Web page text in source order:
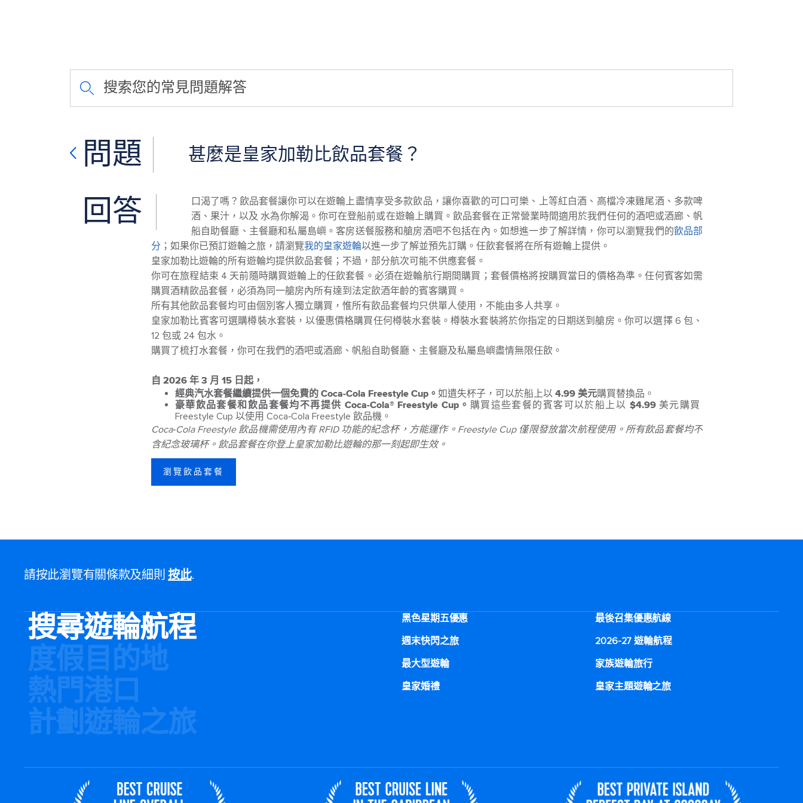
搜索您的常見問題解答
問題 甚麼是皇家加勒比飲品套餐？
回答
口渴了嗎？飲品套餐讓你可以在遊輪上盡情享受多款飲品，讓你喜歡的可口可樂、上等紅白酒、高檔冷凍雞尾酒、多款啤
酒、果汁，以及 水為你解渴。你可在登船前或在遊輪上購買。飲品套餐在正常營業時間適用於我們任何的酒吧或酒廊、帆
船自助餐廳、主餐廳和私屬島嶼。客房送餐服務和艙房酒吧不包括在內。如想進一步了解詳情，你可以瀏覽我們的飲品部
分 ；如果你已預訂遊輪之旅，請瀏覽我的皇家遊輪以進一步了解並預先訂購。任飲套餐將在所有遊輪上提供。
皇家加勒比遊輪的所有遊輪均提供飲品套餐；不過，部分航次可能不供應套餐。
你可在旅程結束 4 天前隨時購買遊輪上的任飲套餐。必須在遊輪航行期間購買；套餐價格將按購買當日的價格為準。任何賓客如需
購買酒精飲品套餐，必須為同一艙房內所有達到法定飲酒年齡的賓客購買。
所有其他飲品套餐均可由個別客人獨立購買，惟所有飲品套餐均只供單人使用，不能由多人共享。
皇家加勒比賓客可選購樽裝水套裝，以優惠價格購買任何樽裝水套裝。樽裝水套裝將於你指定的日期送到艙房。你可以選擇 6 包、
12 包或 24 包水。
購買了梳打水套餐，你可在我們的酒吧或酒廊、帆船自助餐廳、主餐廳及私屬島嶼盡情無限任飲。
自 2026 年 3 月 15 日起，
經典汽水套餐繼續提供一個免費的 Coca‑Cola Freestyle Cup。 如遺失杯子，可以於船上以 4.99 美元購買替換品。
豪華飲品套餐和飲品套餐均不再提供 Coca‑Cola® Freestyle Cup。 購買這些套餐的賓客可以於船上以 $4.99美元購買
Freestyle Cup 以使用 Coca‑Cola Freestyle 飲品機。
Coca‑Cola Freestyle 飲品機需使用內有 RFID 功能的紀念杯，方能運作。Freestyle Cup 僅限發放當次航程使用。所有飲品套餐均不
含紀念玻璃杯。飲品套餐在你登上皇家加勒比遊輪的那一刻起即生效。
瀏覽飲品套餐
請按此瀏覽有關條款及細則按此.
搜尋遊輪航程
度假目的地
熱門港口
計劃遊輪之旅
黑色星期五優惠
最後召集優惠航線
週末快閃之旅
2026-27 遊輪航程
最大型遊輪
家族遊輪旅行
皇家婚禮
皇家主題遊輪之旅